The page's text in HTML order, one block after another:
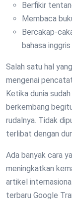
Berfikir
Membaca
Bercakap-
bahasa inggris
Salah satu hal
mengenai
Ketika dunia
berkembang
rudalnya. Tidak
terlibat dengan
Ada banyak cara
meningkatkan
artikel
terbaru Google